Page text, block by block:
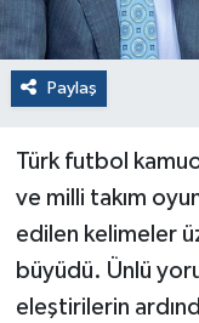
Paylaş
Türk futbol
ve milli takım
edilen kelimeler
büyüdü. Ünlü
eleştirilerin